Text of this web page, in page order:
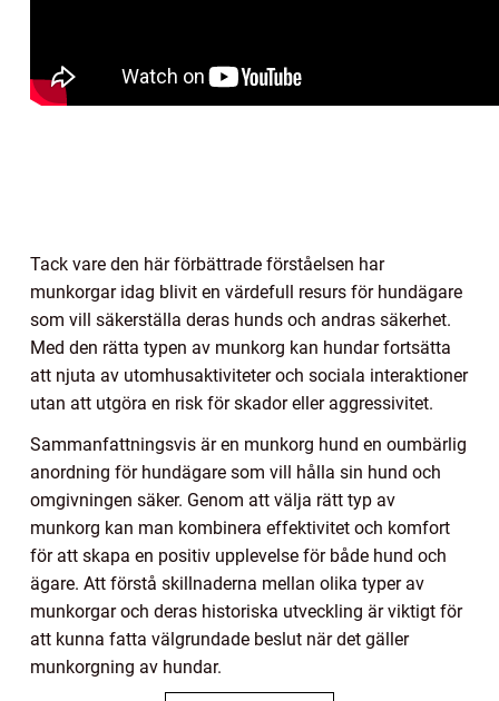
Tack vare den här förbättrade förståelsen har
munkorgar idag blivit en värdefull resurs för hundägare
som vill säkerställa deras hunds och andras säkerhet.
Med den rätta typen av munkorg kan hundar fortsätta
att njuta av utomhusaktiviteter och sociala interaktioner
utan att utgöra en risk för skador eller aggressivitet.
Sammanfattningsvis är en munkorg hund en oumbärlig
anordning för hundägare som vill hålla sin hund och
omgivningen säker. Genom att välja rätt typ av
munkorg kan man kombinera effektivitet och komfort
för att skapa en positiv upplevelse för både hund och
ägare. Att förstå skillnaderna mellan olika typer av
munkorgar och deras historiska utveckling är viktigt för
att kunna fatta välgrundade beslut när det gäller
munkorgning av hundar.